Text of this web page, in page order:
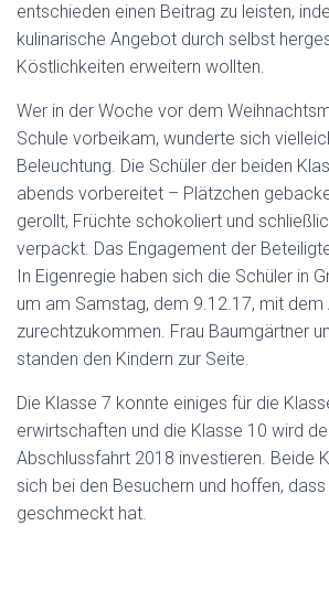
entschieden einen Beitrag zu leisten,
kulinarische Angebot durch selbst
Köstlichkeiten erweitern wollten.
Wer in der Woche vor dem
Schule vorbeikam, wunderte sich
Beleuchtung. Die Schüler der beiden
abends vorbereitet – Plätzchen
gerollt, Früchte schokoliert und
verpackt. Das Engagement der
In Eigenregie haben sich die Schüler in
um am Samstag, dem 9.12.17, mit dem
zurechtzukommen. Frau Baumgärtner
standen den Kindern zur Seite.
Die Klasse 7 konnte einiges für die
erwirtschaften und die Klasse 10 wird
Abschlussfahrt 2018 investieren. Beide
sich bei den Besuchern und hoffen,
geschmeckt hat.